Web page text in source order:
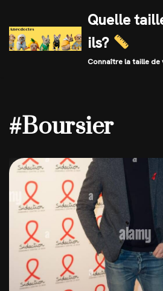
Skip
to
Quelle
ils?
Connaître la taille
#Boursier